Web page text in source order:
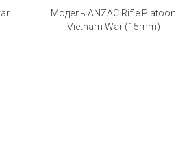
Модель ANZAC Rifle Platoon
Vietnam War (15mm)